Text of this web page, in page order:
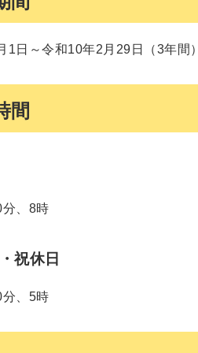
1日～令和10年2月29日（3年間
間
、8時
祝休日
、5時